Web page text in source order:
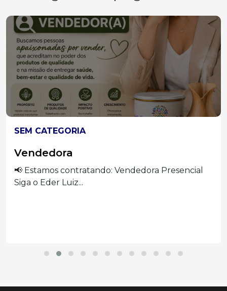
SEM CATEGORIA
Vendedora
📢 Estamos contratando: Vendedora Presencial
Siga o Eder Luiz...